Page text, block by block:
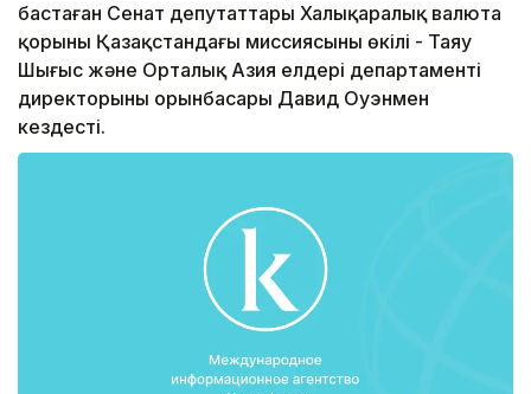
бастаған Сенат депутаттары Халықаралық валюта
қорының Қазақстандағы миссиясының өкілі - Таяу
Шығыс және Орталық Азия елдері департаменті
директорының орынбасары Давид Оуэнмен
кездесті.